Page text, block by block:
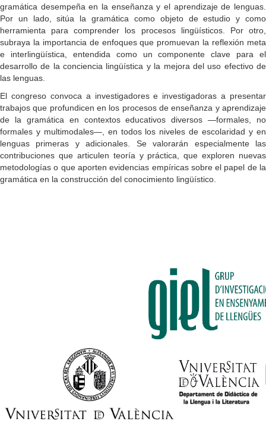
gramática desempeña en la enseñanza y el aprendizaje de lenguas.
Por un lado, sitúa la gramática como objeto de estudio y como
herramienta para comprender los procesos lingüísticos. Por otro,
subraya la importancia de enfoques que promuevan la reflexión meta
e interlingüística, entendida como un componente clave para el
desarrollo de la conciencia lingüística y la mejora del uso efectivo de
las lenguas.
El congreso convoca a investigadores e investigadoras a presentar
trabajos que profundicen en los procesos de enseñanza y aprendizaje
de la gramática en contextos educativos diversos —formales, no
formales y multimodales—, en todos los niveles de escolaridad y en
lenguas primeras y adicionales. Se valorarán especialmente las
contribuciones que articulen teoría y práctica, que exploren nuevas
metodologías o que aporten evidencias empíricas sobre el papel de la
gramática en la construcción del conocimiento lingüístico.